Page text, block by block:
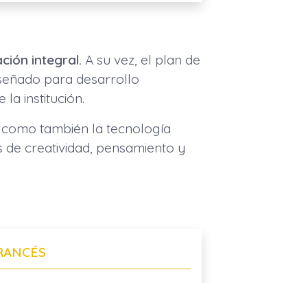
integral. A su vez, el plan de
para desarrollo
la institución.
como también la tecnología
creatividad, pensamiento y